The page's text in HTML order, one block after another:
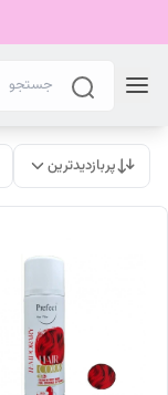
پربازدیدترین